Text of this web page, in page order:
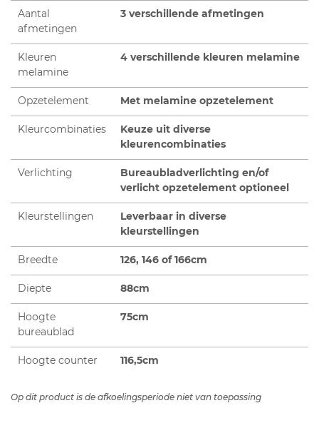
Aantal
afmetingen
3 verschillende afmetingen
Kleuren
melamine
4 verschillende kleuren melamine
Opzetelement Met melamine opzetelement
Kleurcombinaties
Keuze uit diverse
kleurencombinaties
Verlichting
Bureaubladverlichting en/of
verlicht opzetelement optioneel
Kleurstellingen
Leverbaar in diverse
kleurstellingen
Breedte 126, 146 of 166cm
Diepte 88cm
Hoogte
bureaublad
75cm
Hoogte counter 116,5cm
Op dit product is de afkoelingsperiode niet van toepassing